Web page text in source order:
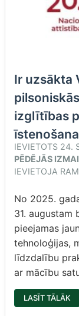
Ir uzsākta
izglītības
īstenošana
IEVIETOTS 24.
PĒDĒJĀS
IEVIETOJA
No 2025.
31. augustam
pieejamas
tehnoloģijas,
līdzdalību
ar mācību
LASĪT TĀLĀK